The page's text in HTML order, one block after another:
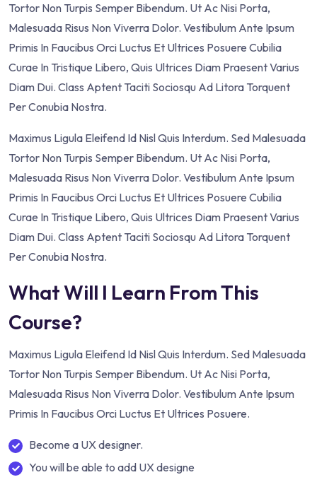
Tortor Non Turpis Semper Bibendum. Ut Ac Nisi Porta,
Malesuada Risus Non Viverra Dolor. Vestibulum Ante Ipsum
Primis In Faucibus Orci Luctus Et Ultrices Posuere Cubilia
Curae In Tristique Libero, Quis Ultrices Diam Praesent Varius
Diam Dui. Class Aptent Taciti Sociosqu Ad Litora Torquent
Per Conubia Nostra.
Maximus Ligula Eleifend Id Nisl Quis Interdum. Sed Malesuada
Tortor Non Turpis Semper Bibendum. Ut Ac Nisi Porta,
Malesuada Risus Non Viverra Dolor. Vestibulum Ante Ipsum
Primis In Faucibus Orci Luctus Et Ultrices Posuere Cubilia
Curae In Tristique Libero, Quis Ultrices Diam Praesent Varius
Diam Dui. Class Aptent Taciti Sociosqu Ad Litora Torquent
Per Conubia Nostra.
What Will I Learn From This
Course?
Maximus Ligula Eleifend Id Nisl Quis Interdum. Sed Malesuada
Tortor Non Turpis Semper Bibendum. Ut Ac Nisi Porta,
Malesuada Risus Non Viverra Dolor. Vestibulum Ante Ipsum
Primis In Faucibus Orci Luctus Et Ultrices Posuere.
Become a UX designer.
You will be able to add UX designe